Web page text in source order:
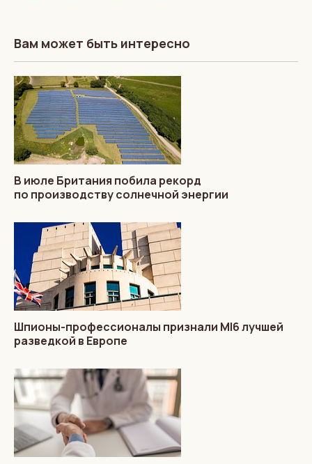
Вам может быть интересно
В июле Британия побила рекорд
по производству солнечной энергии
Шпионы-профессионалы признали MI6 лучшей
разведкой в Европе